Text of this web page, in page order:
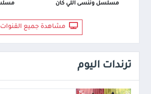
مسلسل وننسى اللي كان
مشاهدة جميع القنوات
ترندات اليوم